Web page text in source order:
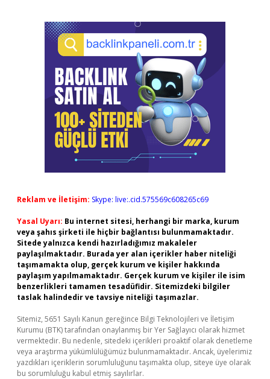
Reklam ve İletişim: Skype: live:.cid.575569c608265c69
Yasal Uyarı: Bu internet sitesi, herhangi bir marka, kurum
veya şahıs şirketi ile hiçbir bağlantısı bulunmamaktadır.
Sitede yalnızca kendi hazırladığımız makaleler
paylaşılmaktadır. Burada yer alan içerikler haber niteliği
taşımamakta olup, gerçek kurum ve kişiler hakkında
paylaşım yapılmamaktadır. Gerçek kurum ve kişiler ile isim
benzerlikleri tamamen tesadüfidir. Sitemizdeki bilgiler
taslak halindedir ve tavsiye niteliği taşımazlar.
Sitemiz, 5651 Sayılı Kanun gereğince Bilgi Teknolojileri ve İletişim
Kurumu (BTK) tarafından onaylanmış bir Yer Sağlayıcı olarak hizmet
vermektedir. Bu nedenle, sitedeki içerikleri proaktif olarak denetleme
veya araştırma yükümlülüğümüz bulunmamaktadır. Ancak, üyelerimiz
yazdıkları içeriklerin sorumluluğunu taşımakta olup, siteye üye olarak
bu sorumluluğu kabul etmiş sayılırlar.